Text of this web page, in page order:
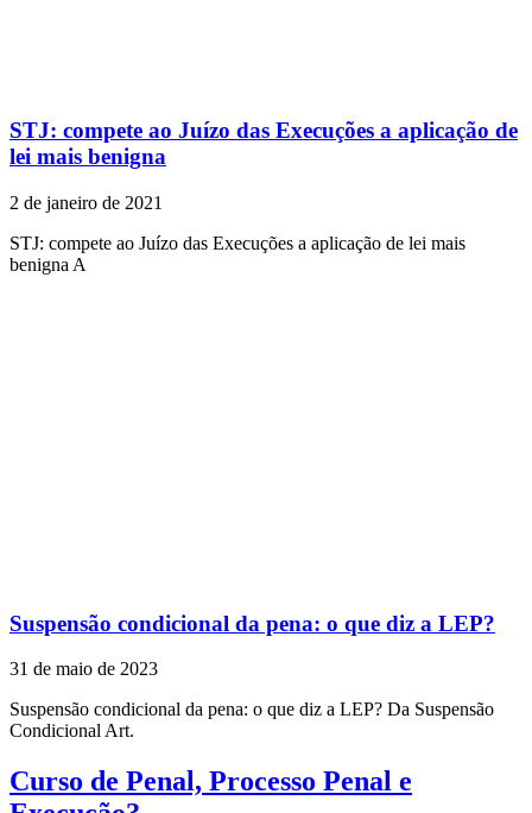
STJ: compete ao Juízo das Execuções a aplicação de
lei mais benigna
2 de janeiro de 2021
STJ: compete ao Juízo das Execuções a aplicação de lei mais
benigna A
Suspensão condicional da pena: o que diz a LEP?
31 de maio de 2023
Suspensão condicional da pena: o que diz a LEP? Da Suspensão
Condicional Art.
Curso de Penal, Processo Penal e